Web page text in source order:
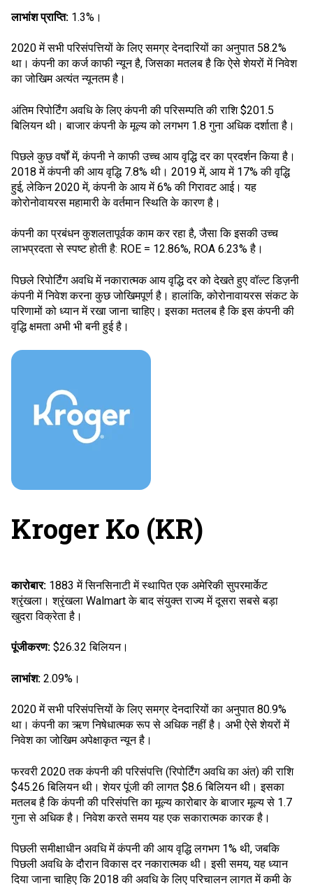
लाभांश प्राप्ति: 1.3%।
2020 में सभी परिसंपत्तियों के लिए समग्र देनदारियों का अनुपात 58.2%
था। कंपनी का कर्ज काफी न्यून है, जिसका मतलब है कि ऐसे शेयरों में निवेश
का जोखिम अत्यंत न्यूनतम है।
अंतिम रिपोर्टिंग अवधि के लिए कंपनी की परिसम्पति की राशि $201.5
बिलियन थी। बाजार कंपनी के मूल्य को लगभग 1.8 गुना अधिक दर्शाता है।
पिछले कुछ वर्षों में, कंपनी ने काफी उच्च आय वृद्धि दर का प्रदर्शन किया है।
2018 में कंपनी की आय वृद्धि 7.8% थी। 2019 में, आय में 17% की वृद्धि
हुई, लेकिन 2020 में, कंपनी के आय में 6% की गिरावट आई। यह
कोरोनोवायरस महामारी के वर्तमान स्थिति के कारण है।
कंपनी का प्रबंधन कुशलतापूर्वक काम कर रहा है, जैसा कि इसकी उच्च
लाभप्रदता से स्पष्ट होती है: ROE = 12.86%, ROA 6.23% है।
पिछले रिपोर्टिंग अवधि में नकारात्मक आय वृद्धि दर को देखते हुए वॉल्ट डिज़नी
कंपनी में निवेश करना कुछ जोखिमपूर्ण है। हालांकि, कोरोनावायरस संकट के
परिणामों को ध्यान में रखा जाना चाहिए। इसका मतलब है कि इस कंपनी की
वृद्धि क्षमता अभी भी बनी हुई है।
Kroger Ko (KR)
कारोबार: 1883 में सिनसिनाटी में स्थापित एक अमेरिकी सुपरमार्केट
श्रृंखला। श्रृंखला Walmart के बाद संयुक्त राज्य में दूसरा सबसे बड़ा
खुदरा विक्रेता है।
पूंजीकरण: $26.32 बिलियन।
लाभांश: 2.09%।
2020 में सभी परिसंपत्तियों के लिए समग्र देनदारियों का अनुपात 80.9%
था। कंपनी का ऋण निषेधात्मक रूप से अधिक नहीं है। अभी ऐसे शेयरों में
निवेश का जोखिम अपेक्षाकृत न्यून है।
फरवरी 2020 तक कंपनी की परिसंपत्ति (रिपोर्टिंग अवधि का अंत) की राशि
$45.26 बिलियन थी। शेयर पूंजी की लागत $8.6 बिलियन थी। इसका
मतलब है कि कंपनी की परिसंपत्ति का मूल्य कारोबार के बाजार मूल्य से 1.7
गुना से अधिक है। निवेश करते समय यह एक सकारात्मक कारक है।
पिछली समीक्षाधीन अवधि में कंपनी की आय वृद्धि लगभग 1% थी, जबकि
पिछली अवधि के दौरान विकास दर नकारात्मक थी। इसी समय, यह ध्यान
दिया जाना चाहिए कि 2018 की अवधि के लिए परिचालन लागत में कमी के